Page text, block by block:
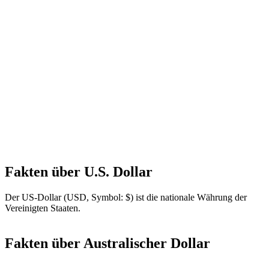
Fakten über U.S. Dollar
Der US-Dollar (USD, Symbol: $) ist die nationale Währung der
Vereinigten Staaten.
Fakten über Australischer Dollar